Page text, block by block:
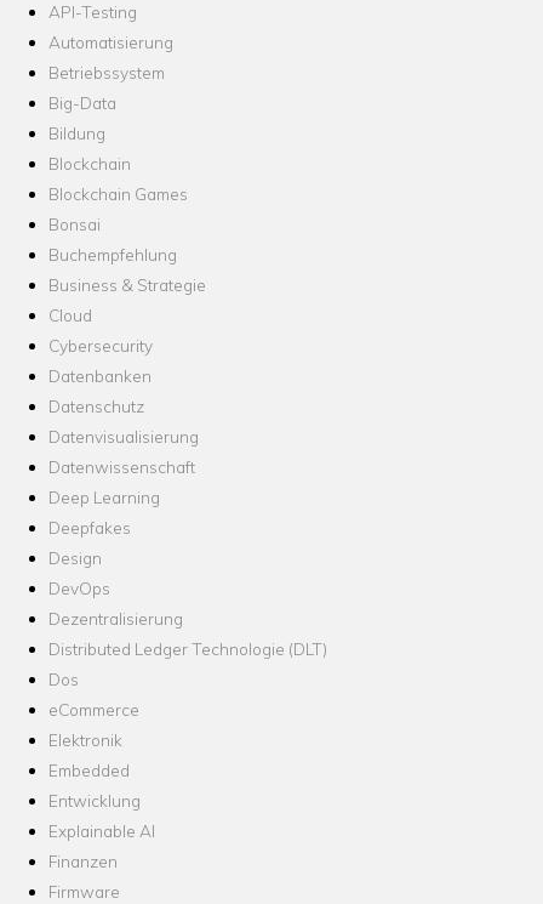
API-Testing
Automatisierung
Betriebssystem
Big-Data
Bildung
Blockchain
Blockchain Games
Bonsai
Buchempfehlung
Business & Strategie
Cloud
Cybersecurity
Datenbanken
Datenschutz
Datenvisualisierung
Datenwissenschaft
Deep Learning
Deepfakes
Design
DevOps
Dezentralisierung
Distributed Ledger Technologie (DLT)
Dos
eCommerce
Elektronik
Embedded
Entwicklung
Explainable AI
Finanzen
Firmware